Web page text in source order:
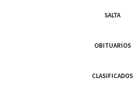
SALTA
OBITUARIOS
CLASIFICADOS